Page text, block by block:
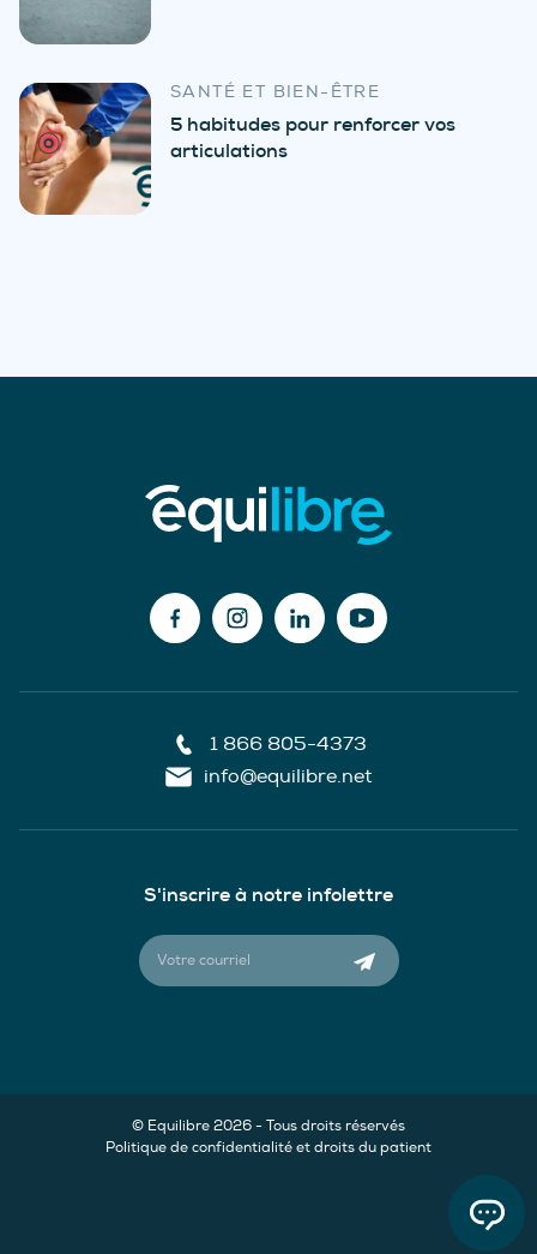
SANTÉ ET BIEN-ÊTRE
5 habitudes pour renforcer vos
articulations
1 866 805-4373
info@equilibre.net
S'inscrire à notre infolettre
© Equilibre 2026 - Tous droits réservés
Politique de confidentialité et droits du patient